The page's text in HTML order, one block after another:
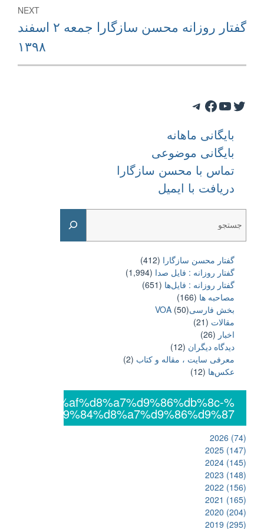
NEXT
Next
post:
گفتار روزانه محسن سازگارا جمعه ۲ اسفند
۱۳۹۸
Telegram Facebook YouTube Twitter
بایگانی ماهانه
بایگانی موضوعی
تماس با محسن سازگارا
دریافت با ایمیل
گفتار محسن سازگارا (412)
گفتار روزانه : فایل‌ صدا (1,994)
گفتار روزانه : فایل‌ها (651)
مصاحبه ها (166)
بخش فارسیVOA(50)
مقالات (21)
اخبار (26)
دیدگاه دیگران (12)
معرفی سایت ، مقاله و کتاب (2)
عکس‌ها (12)
2026 (74)
2025 (147)
2024 (145)
2023 (148)
2022 (156)
2021 (165)
2020 (204)
2019 (295)